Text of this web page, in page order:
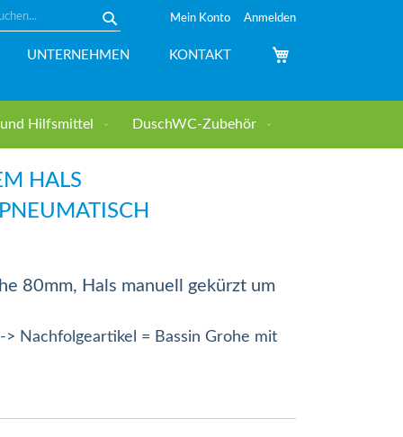
Mein Konto Anmelden
UNTERNEHMEN KONTAKT
Hilfsmittel DuschWC-Zubehör
HALS
80mm, Hals manuell gekürzt um
> Nachfolgeartikel = Bassin Grohe mit